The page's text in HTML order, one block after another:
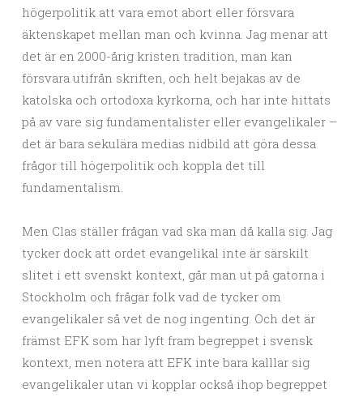
högerpolitik att vara emot abort eller försvara
äktenskapet mellan man och kvinna. Jag menar att
det är en 2000-årig kristen tradition, man kan
försvara utifrån skriften, och helt bejakas av de
katolska och ortodoxa kyrkorna, och har inte hittats
på av vare sig fundamentalister eller evangelikaler –
det är bara sekulära medias nidbild att göra dessa
frågor till högerpolitik och koppla det till
fundamentalism.
Men Clas ställer frågan vad ska man då kalla sig. Jag
tycker dock att ordet evangelikal inte är särskilt
slitet i ett svenskt kontext, går man ut på gatorna i
Stockholm och frågar folk vad de tycker om
evangelikaler så vet de nog ingenting. Och det är
främst EFK som har lyft fram begreppet i svensk
kontext, men notera att EFK inte bara kalllar sig
evangelikaler utan vi kopplar också ihop begreppet